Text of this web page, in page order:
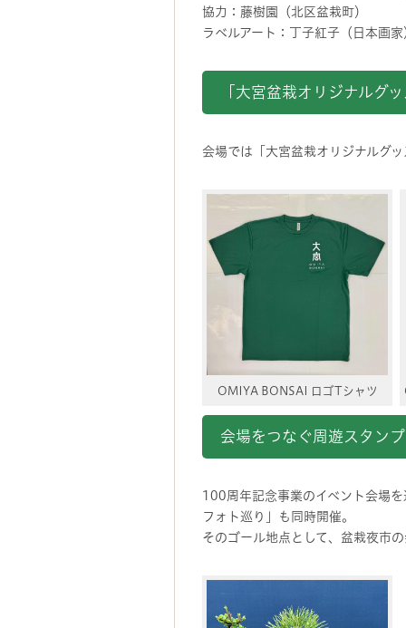
協力：藤樹園（北区盆栽町）
ラベルアート：丁子紅子（日本画家
「大宮盆栽オリジナルグ
会場では「大宮盆栽オリジナルグ
OMIYA BONSAI ロゴTシャツ
会場をつなぐ周遊スタン
100周年記念事業のイベント会場
フォト巡り」も同時開催。
そのゴール地点として、盆栽夜市